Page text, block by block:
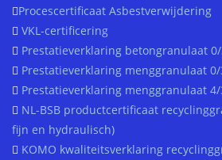
Procescertificaat Asbestverwijdering
VKL-certificering
Prestatieverklaring betongranulaat 0/
Prestatieverklaring menggranulaat 0/
Prestatieverklaring menggranulaat 4/
NL-BSB productcertificaat
fijn en hydraulisch)
KOMO kwaliteitsverklaring